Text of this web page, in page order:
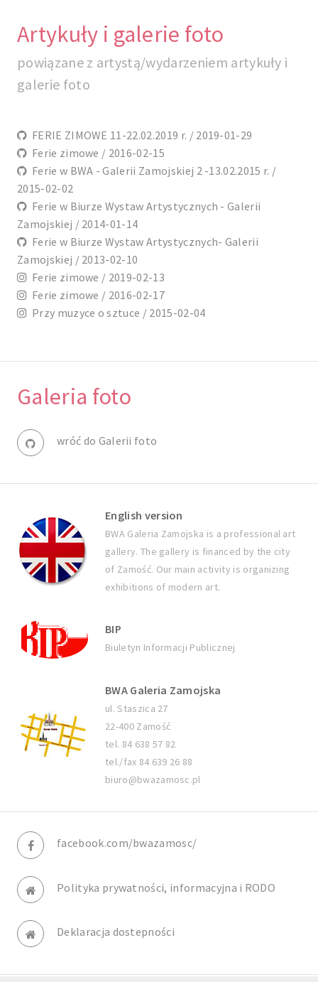
Artykuły i galerie foto
powiązane z artystą/wydarzeniem artykuły i
galerie foto
FERIE ZIMOWE 11-22.02.2019 r. / 2019-01-29
Ferie zimowe / 2016-02-15
Ferie w BWA - Galerii Zamojskiej 2 -13.02.2015 r. /
2015-02-02
Ferie w Biurze Wystaw Artystycznych - Galerii
Zamojskiej / 2014-01-14
Ferie w Biurze Wystaw Artystycznych- Galerii
Zamojskiej / 2013-02-10
Ferie zimowe / 2019-02-13
Ferie zimowe / 2016-02-17
Przy muzyce o sztuce / 2015-02-04
Galeria foto
wróć do Galerii foto
English version
BWA Galeria Zamojska is a professional art
gallery. The gallery is financed by the city
of Zamość. Our main activity is organizing
exhibitions of modern art.
BIP
Biuletyn Informacji Publicznej
BWA Galeria Zamojska
ul. Staszica 27
22-400 Zamość
tel. 84 638 57 82
tel./fax 84 639 26 88
biuro@bwazamosc.pl
facebook.com/bwazamosc/
Polityka prywatności, informacyjna i RODO
Deklaracja dostepności